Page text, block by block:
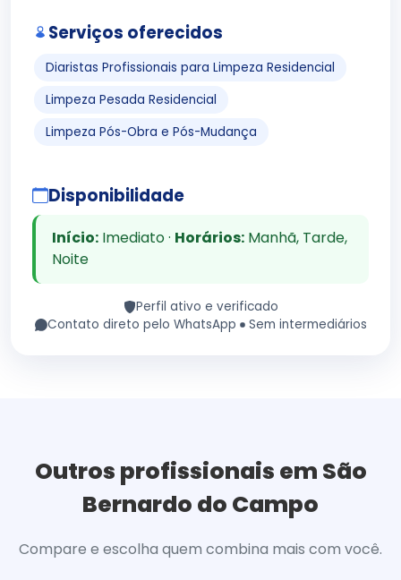
Serviços oferecidos
Diaristas Profissionais para Limpeza Residencial
Limpeza Pesada Residencial
Limpeza Pós-Obra e Pós-Mudança
Disponibilidade
Início:Imediato · Horários:Manhã, Tarde,
Noite
Perfil ativo e verificado
Contato direto pelo WhatsApp
Sem intermediários
Outros profissionais em São
Bernardo do Campo
Compare e escolha quem combina mais com você.